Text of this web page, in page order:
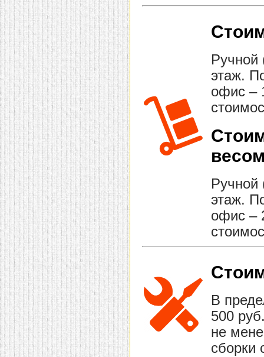
этаж.
офис –
этаж.
офис –
В
500
не
сборки